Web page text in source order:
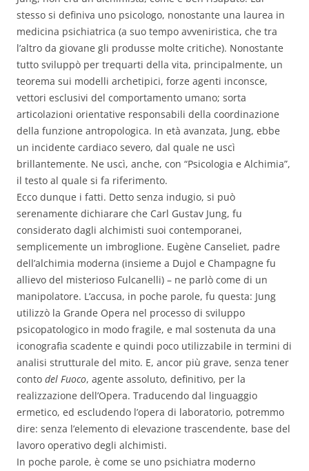
stesso si definiva uno psicologo, nonostante una laurea in
medicina psichiatrica (a suo tempo avveniristica, che tra
l’altro da giovane gli produsse molte critiche). Nonostante
tutto sviluppò per trequarti della vita, principalmente, un
teorema sui modelli archetipici, forze agenti inconsce,
vettori esclusivi del comportamento umano; sorta
articolazioni orientative responsabili della coordinazione
della funzione antropologica. In età avanzata, Jung, ebbe
un incidente cardiaco severo, dal quale ne uscì
brillantemente. Ne uscì, anche, con “Psicologia e Alchimia”,
il testo al quale si fa riferimento.
Ecco dunque i fatti. Detto senza indugio, si può
serenamente dichiarare che Carl Gustav Jung, fu
considerato dagli alchimisti suoi contemporanei,
semplicemente un imbroglione. Eugène Canseliet, padre
dell’alchimia moderna (insieme a Dujol e Champagne fu
allievo del misterioso Fulcanelli) – ne parlò come di un
manipolatore. L’accusa, in poche parole, fu questa: Jung
utilizzò la Grande Opera nel processo di sviluppo
psicopatologico in modo fragile, e mal sostenuta da una
iconografia scadente e quindi poco utilizzabile in termini di
analisi strutturale del mito. E, ancor più grave, senza tener
conto del Fuoco, agente assoluto, definitivo, per la
realizzazione dell’Opera. Traducendo dal linguaggio
ermetico, ed escludendo l’opera di laboratorio, potremmo
dire: senza l’elemento di elevazione trascendente, base del
lavoro operativo degli alchimisti.
In poche parole, è come se uno psichiatra moderno